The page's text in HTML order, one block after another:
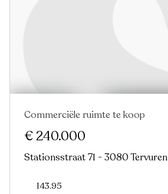
Commerciële ruimte te koop
€ 240.000
Stationsstraat 71 - 3080 Tervuren
143.95